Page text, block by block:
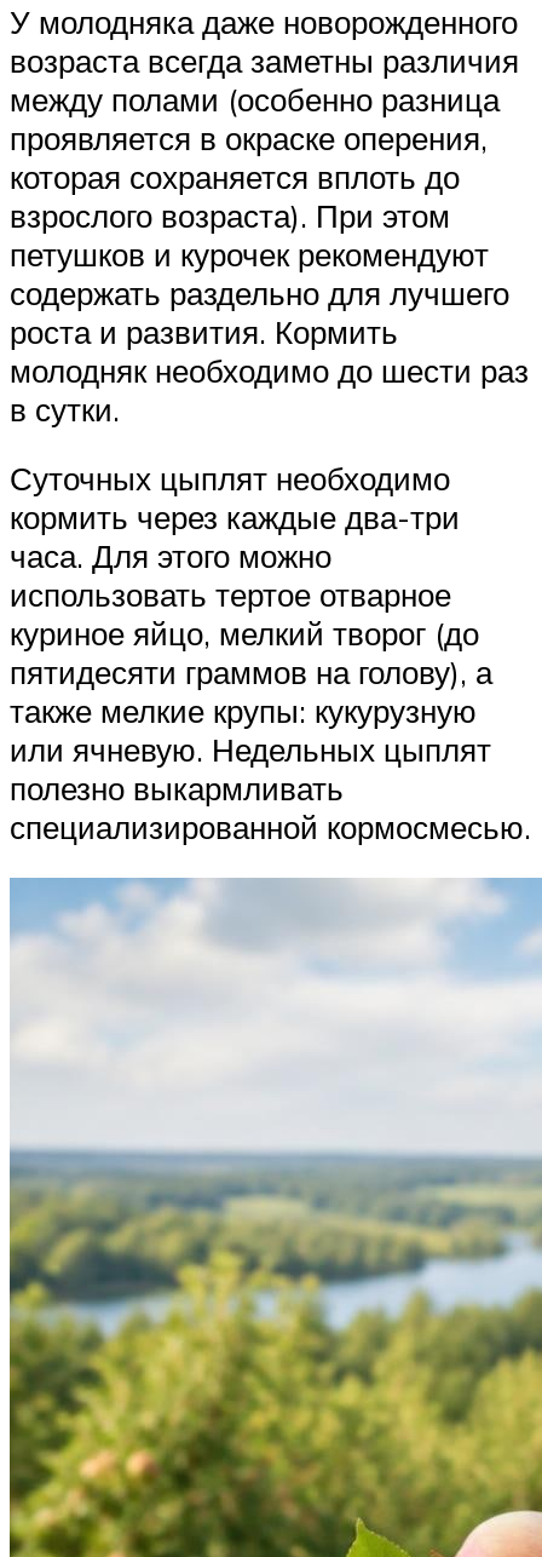
У молодняка даже новорожденного
возраста всегда заметны различия
между полами (особенно разница
проявляется в окраске оперения,
которая сохраняется вплоть до
взрослого возраста). При этом
петушков и курочек рекомендуют
содержать раздельно для лучшего
роста и развития. Кормить
молодняк необходимо до шести раз
в сутки.
Суточных цыплят необходимо
кормить через каждые два-три
часа. Для этого можно
использовать тертое отварное
куриное яйцо, мелкий творог (до
пятидесяти граммов на голову), а
также мелкие крупы: кукурузную
или ячневую. Недельных цыплят
полезно выкармливать
специализированной кормосмесью.